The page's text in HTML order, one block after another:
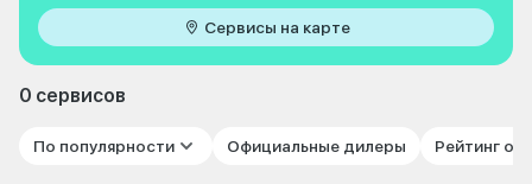
Сервисы на карте
0 сервисов
По популярности Официальные дилеры Рейтинг